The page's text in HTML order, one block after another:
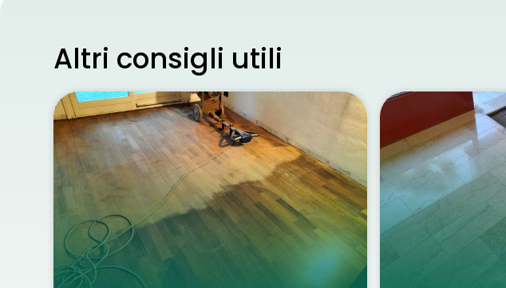
Altri consigli utili